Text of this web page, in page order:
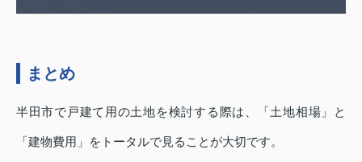
まとめ
半田市で戸建て用の土地を検討する際は、「土地相場」と
「建物費用」をトータルで見ることが大切です。